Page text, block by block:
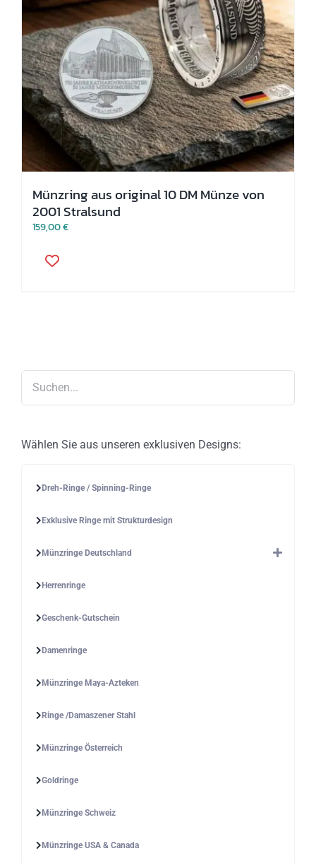
Münzring aus original 10 DM Münze von
2001 Stralsund
159,00€
Produkt
Produktseite
gewählt
Wählen Sie aus unseren exklusiven Designs:
Dreh-Ringe / Spinning-Ringe
Exklusive Ringe mit Strukturdesign
Münzringe Deutschland
Herrenringe
Geschenk-Gutschein
Damenringe
Münzringe Maya-Azteken
Ringe /Damaszener Stahl
Münzringe Österreich
Goldringe
Münzringe Schweiz
Münzringe USA & Canada